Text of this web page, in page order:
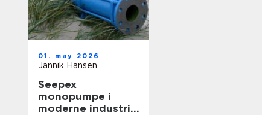
01. may 2026
Jannik Hansen
Seepex
monopumpe i
moderne industri: